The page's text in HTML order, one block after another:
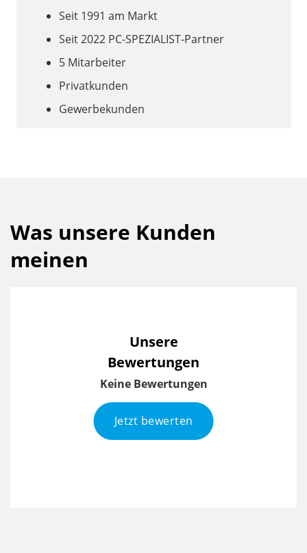
Seit 1991 am Markt
Seit 2022 PC-SPEZIALIST-Partner
5 Mitarbeiter
Privatkunden
Gewerbekunden
Was unsere Kunden
meinen
Unsere
Bewertungen
Keine Bewertungen
Jetzt bewerten